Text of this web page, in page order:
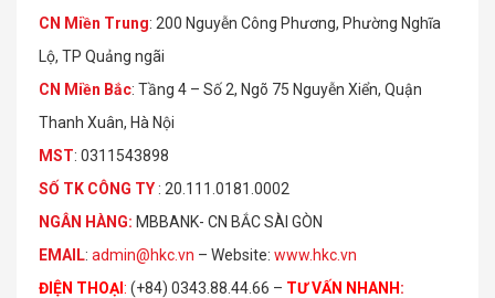
CN Miền Trung: 200 Nguyễn Công Phương, Phường Nghĩa
Lộ, TP Quảng ngãi
CN Miền Bắc: Tầng 4 – Số 2, Ngõ 75 Nguyễn Xiển, Quận
Thanh Xuân, Hà Nội
MST: 0311543898
SỐ TK CÔ NG TY : 20.111.0181.0002
NGÂN HÀNG: MBBANK- CN BẮC SÀI GÒN
EMAIL: admin@hkc.vn – Website: www.hkc.vn
ĐIỆN THOẠI : (+84) 0343.88.44.66 – TƯ VẤN NHANH :